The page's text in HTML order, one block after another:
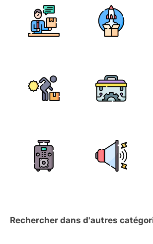
Rechercher dans d'autres